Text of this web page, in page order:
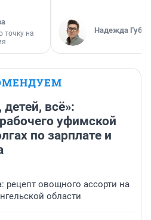
точку на
Надежда
всё»:
уфимской
по зарплате и
рецепт овощного ассорти на
области